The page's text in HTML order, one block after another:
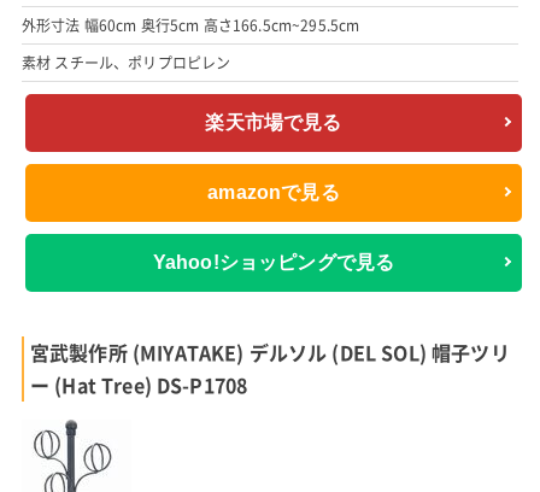
外形寸法 幅60cm 奥行5cm 高さ166.5cm~295.5cm
素材 スチール、ポリプロピレン
楽天市場で見る
amazonで見る
Yahoo!ショッピングで見る
宮武製作所 (MIYATAKE) デルソル (DEL SOL) 帽子ツリ
ー (Hat Tree) DS-P1708